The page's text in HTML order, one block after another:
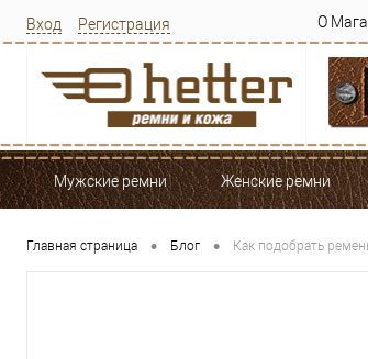
Вход Регистрация О
Мужские ремни Женские ремни
Главная страница • Блог • Как подобрать